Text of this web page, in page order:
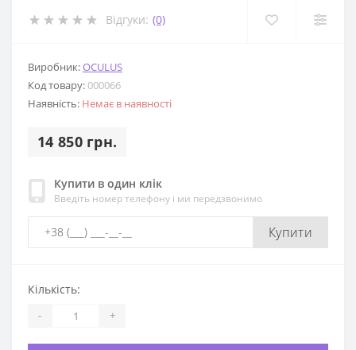
Відгуки: (0)
Виробник:OCULUS
Код товару:000066
Наявність: Немає в наявності
14 850 грн.
Купити в один клік
Введіть номер телефону і ми передзвонимо
Купити
Кількість:
- +